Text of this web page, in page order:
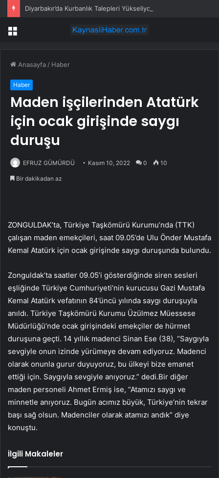
Diyarbakır’da Kurbanlık Talepleri Yükseliyor
Menü
Anasayfa / Haber
Haber
Maden işçilerinden Atatürk
için ocak girişinde saygı
duruşu
EFRUZ GÜMÜRDÜ Kasım 10, 2022 0 10
Bir dakikadan az
ZONGULDAK’ta, Türkiye Taşkömürü Kurumu’nda (TTK)
çalışan maden emekçileri, saat 09.05’de Ulu Önder Mustafa
Kemal Atatürk için ocak girişinde saygı duruşunda bulundu.
Zonguldak’ta saatler 09.05’i gösterdiğinde siren sesleri
eşliğinde Türkiye Cumhuriyeti’nin kurucusu Gazi Mustafa
Kemal Atatürk vefatının 84’üncü yılında saygı duruşuyla
anıldı. Türkiye Taşkömürü Kurumu Üzülmez Müessese
Müdürlüğü’nde ocak girişindeki emekçiler de hürmet
duruşuna geçti. 14 yıllık madenci Sinan Ese (38), “Saygıyla
sevgiyle onun izinde yürümeye devam ediyoruz. Madenci
olarak onunla gurur duyuyoruz, bu ülkeyi bize emanet
ettiği için. Saygıyla sevgiyle anıyoruz.” dedi.Bir diğer
maden personeli Ahmet Ermiş ise, “Atamızı saygı ve
minnetle anıyoruz. Bugün acımız büyük, Türkiye’nin tekrar
başı sağ olsun. Madenciler olarak atamızı andık” diye
konuştu.
İlgili Makaleler